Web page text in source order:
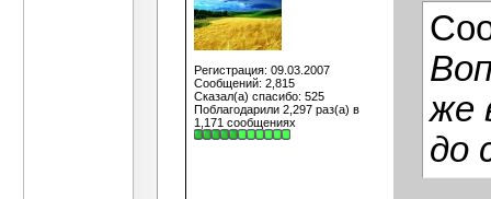
Регистрация: 09.03.2007
Сообщений: 2,815
Сказал(а) спасибо: 525
Поблагодарили 2,297 раз(а) в
1,171 сообщениях
же
до